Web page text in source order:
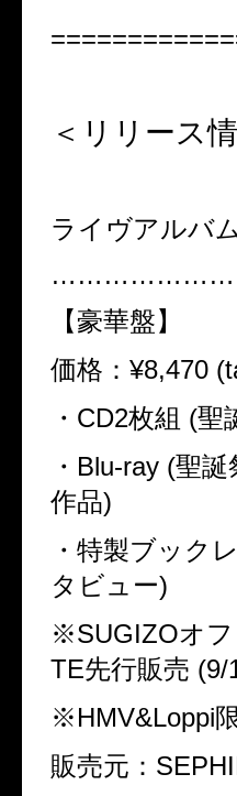
＜リリース
ライヴアルバ
【豪華盤】
価格： ¥8,470
・CD2枚組 (
・Blu-ray (聖
作品)
・特製ブック
タビュー)
※SUGIZOオ
TE先行販売
※HMV&Loppi
販売元：